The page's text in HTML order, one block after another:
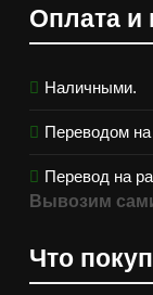
Оплата и
Наличными.
Переводом на
Перевод на
Вывозим
Что